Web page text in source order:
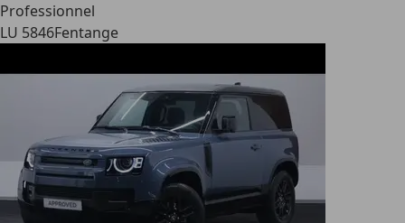
Professionnel
LU 5846Fentange